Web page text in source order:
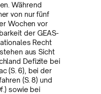
Während
von nur fünf
Wochen vor
der GEAS-
Recht
aus Sicht
Defizite bei
(S. 6), bei der
(S. 8) und
sowie bei